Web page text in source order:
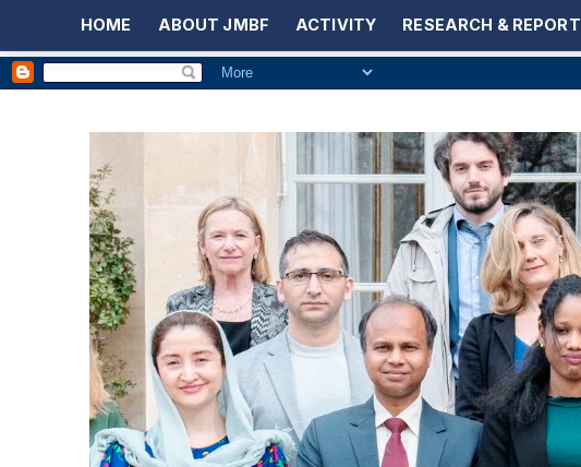
HOME ABOUT JMBF ACTIVITY RESEARCH & REPORT